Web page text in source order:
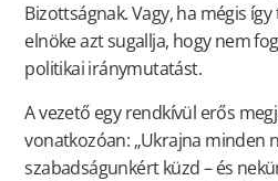
Bizottságnak. Vagy, ha mégis
elnöke azt sugallja, hogy nem
politikai iránymutatást.
A vezető egy rendkívül erős
vonatkozóan: „Ukrajna minden
szabadságunkért küzd – és